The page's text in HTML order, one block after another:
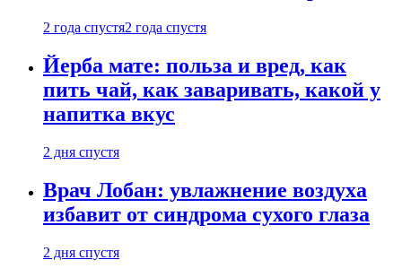
2 года спустя2 года спустя
Йерба мате: польза и вред, как
пить чай, как заваривать, какой у
напитка вкус
2 дня спустя
Врач Лобан: увлажнение воздуха
избавит от синдрома сухого глаза
2 дня спустя